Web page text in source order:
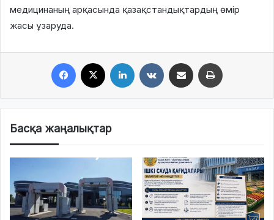
медицинаның арқасында қазақстандықтардың өмір
жасы ұзаруда.
Басқа жаңалықтар